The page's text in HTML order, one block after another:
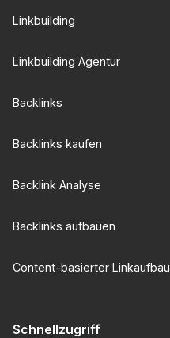
Linkbuilding
Linkbuilding Agentur
Backlinks
Backlinks kaufen
Backlink Analyse
Backlinks aufbauen
Content-basierter Linkaufbau
Schnellzugriff